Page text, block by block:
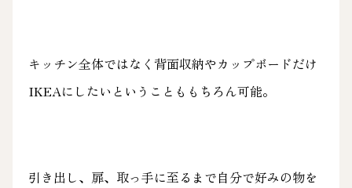
キッチン全体ではなく背面収納やカップボードだけ
IKEAにしたいということももちろん可能。
引き出し、扉、取っ手に至るまで自分で好みの物を